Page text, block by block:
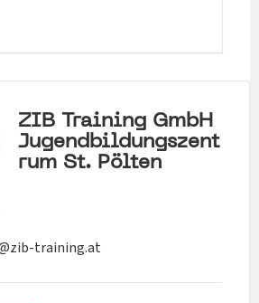
ZIB Training GmbH
Jugendbildungszent
Rum St. Pölten
training.at